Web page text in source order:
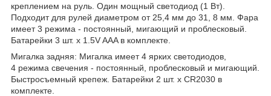
креплением на руль. Один мощный светодиод (1 Вт).
Подходит для рулей диаметром от 25,4 мм до 31, 8 мм. Фара
имеет 3 режима - постоянный, мигающий и проблесковый.
Батарейки 3 шт. х 1.5V AAA в комплекте.
Мигалка задняя: Мигалка имеет 4 ярких светодиодов,
4 режима свечения - постоянный, проблесковый и мигающий.
Быстросъемный крепеж. Батарейки 2 шт. х CR2030 в
комплекте.